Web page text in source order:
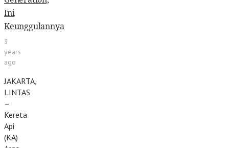
Ini
Keunggulannya
3
years
ago
JAKARTA,
LINTAS
–
Kereta
Api
(KA)